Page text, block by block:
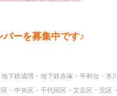
バーを募集中です♪
下鉄成増・地下鉄赤塚・平和台・氷川
・中央区・千代田区・文京区・北区・